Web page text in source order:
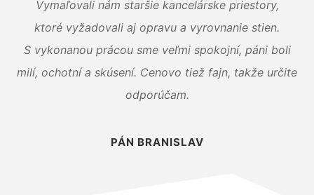
Vymaľovali nám staršie kancelárske priestory,
ktoré vyžadovali aj opravu a vyrovnanie stien.
S vykonanou prácou sme veľmi spokojní, páni boli
milí, ochotní a skúsení. Cenovo tiež fajn, takže určite
odporúčam.
PÁN BRANISLAV